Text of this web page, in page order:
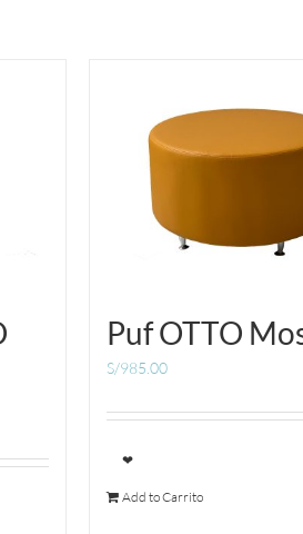
Puf OTTO
S/985.00
❤
Add to Carrito